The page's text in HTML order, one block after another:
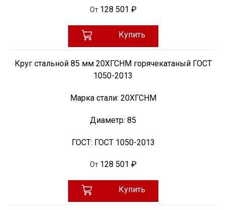
От 128 501 ₽
Купить
Круг стальной 85 мм 20ХГСНМ горячекатаный ГОСТ
1050-2013
Марка стали: 20ХГСНМ
Диаметр: 85
ГОСТ: ГОСТ 1050-2013
От 128 501 ₽
Купить